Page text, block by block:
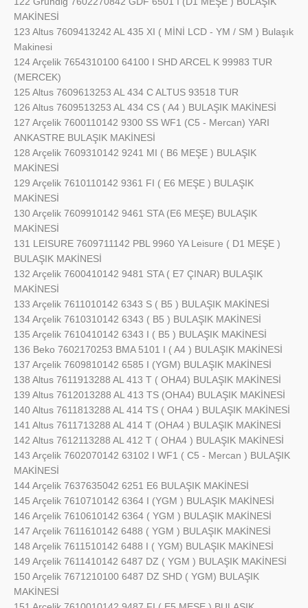
MAKİNESİ
123 Altus 7609413242 AL 435 XI ( MİNİ LCD - YM / SM ) Bulaşık
Makinesi
124 Arçelik 7654310100 64100 I SHD ARCEL K 99983 TUR
(MERCEK)
125 Altus 7609613253 AL 434 C ALTUS 93518 TUR
126 Altus 7609513253 AL 434 CS ( A4 ) BULAŞIK MAKİNESİ
127 Arçelik 7600110142 9300 SS WF1 (C5 - Mercan) YARI
ANKASTRE BULAŞIK MAKİNESİ
128 Arçelik 7609310142 9241 MI ( B6 MEŞE ) BULAŞIK
MAKİNESİ
129 Arçelik 7610110142 9361 FI ( E6 MEŞE ) BULAŞIK
MAKİNESİ
130 Arçelik 7609910142 9461 STA (E6 MEŞE) BULAŞIK
MAKİNESİ
131 LEISURE 7609711142 PBL 9960 YA Leisure ( D1 MEŞE )
BULAŞIK MAKİNESİ
132 Arçelik 7600410142 9481 STA ( E7 ÇINAR) BULAŞIK
MAKİNESİ
133 Arçelik 7611010142 6343 S ( B5 ) BULAŞIK MAKİNESİ
134 Arçelik 7610310142 6343 ( B5 ) BULAŞIK MAKİNESİ
135 Arçelik 7610410142 6343 I ( B5 ) BULAŞIK MAKİNESİ
136 Beko 7602170253 BMA 5101 I ( A4 ) BULAŞIK MAKİNESİ
137 Arçelik 7609810142 6585 I (YGM) BULAŞIK MAKİNESİ
138 Altus 7611913288 AL 413 T ( OHA4) BULAŞIK MAKİNESİ
139 Altus 7612013288 AL 413 TS (OHA4) BULAŞIK MAKİNESİ
140 Altus 7611813288 AL 414 TS ( OHA4 ) BULAŞIK MAKİNESİ
141 Altus 7611713288 AL 414 T (OHA4 ) BULAŞIK MAKİNESİ
142 Altus 7612113288 AL 412 T ( OHA4 ) BULAŞIK MAKİNESİ
143 Arçelik 7602070142 63102 I WF1 ( C5 - Mercan ) BULAŞIK
MAKİNESİ
144 Arçelik 7637635042 6251 E6 BULAŞIK MAKİNESİ
145 Arçelik 7610710142 6364 I (YGM ) BULAŞIK MAKİNESİ
146 Arçelik 7610610142 6364 ( YGM ) BULAŞIK MAKİNESİ
147 Arçelik 7611610142 6488 ( YGM ) BULAŞIK MAKİNESİ
148 Arçelik 7611510142 6488 I ( YGM) BULAŞIK MAKİNESİ
149 Arçelik 7611410142 6487 DZ ( YGM ) BULAŞIK MAKİNESİ
150 Arçelik 7671210100 6487 DZ SHD ( YGM) BULAŞIK
MAKİNESİ